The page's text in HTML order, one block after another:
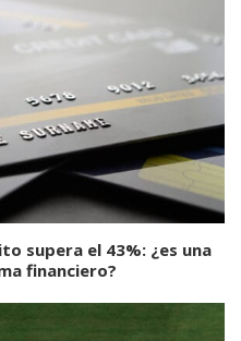
supera el 43%: ¿es una
financiero?